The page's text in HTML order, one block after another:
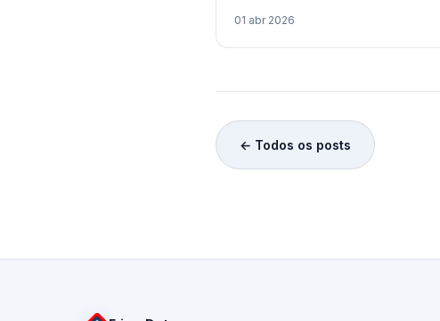
01 abr 2026
← Todos os posts